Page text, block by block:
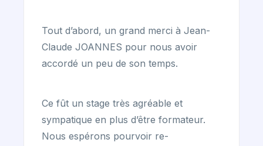
Tout d’abord, un grand merci à Jean-
Claude JOANNES pour nous avoir
accordé un peu de son temps.
Ce fût un stage très agréable et
sympatique en plus d’être formateur.
Nous espérons pourvoir re-